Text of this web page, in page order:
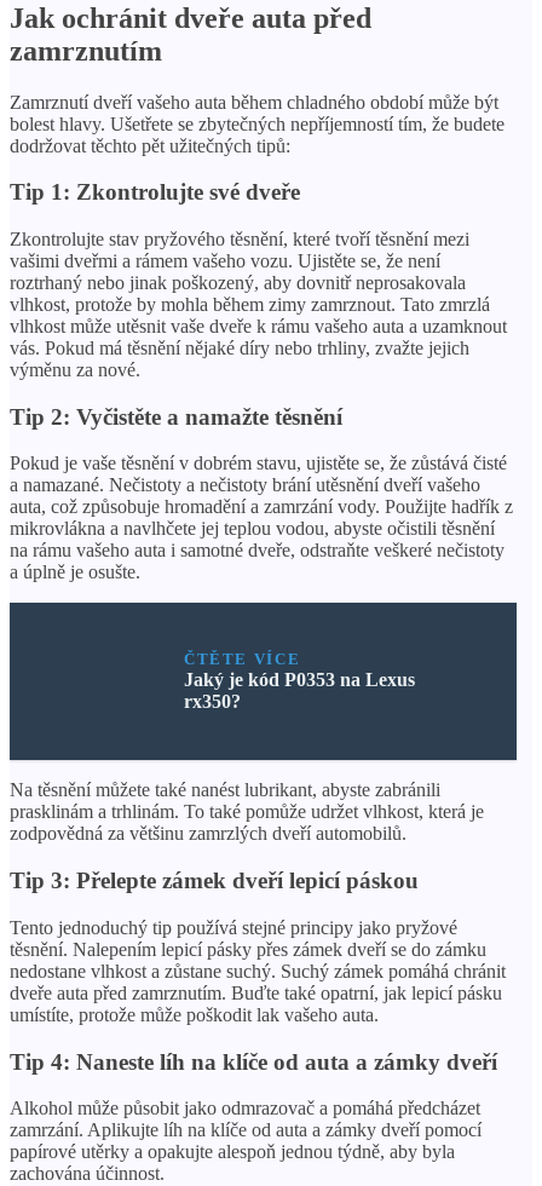
Jak ochránit dveře auta před
zamrznutím
Zamrznutí dveří vašeho auta během chladného období může být
bolest hlavy. Ušetřete se zbytečných nepříjemností tím, že budete
dodržovat těchto pět užitečných tipů:
Tip 1: Zkontrolujte své dveře
Zkontrolujte stav pryžového těsnění, které tvoří těsnění mezi
vašimi dveřmi a rámem vašeho vozu. Ujistěte se, že není
roztrhaný nebo jinak poškozený, aby dovnitř neprosakovala
vlhkost, protože by mohla během zimy zamrznout. Tato zmrzlá
vlhkost může utěsnit vaše dveře k rámu vašeho auta a uzamknout
vás. Pokud má těsnění nějaké díry nebo trhliny, zvažte jejich
výměnu za nové.
Tip 2: Vyčistěte a namažte těsnění
Pokud je vaše těsnění v dobrém stavu, ujistěte se, že zůstává čisté
a namazané. Nečistoty a nečistoty brání utěsnění dveří vašeho
auta, což způsobuje hromadění a zamrzání vody. Použijte hadřík z
mikrovlákna a navlhčete jej teplou vodou, abyste očistili těsnění
na rámu vašeho auta i samotné dveře, odstraňte veškeré nečistoty
a úplně je osušte.
ČTĚTE VÍCE
Jaký je kód P0353 na Lexus
rx350?
Na těsnění můžete také nanést lubrikant, abyste zabránili
prasklinám a trhlinám. To také pomůže udržet vlhkost, která je
zodpovědná za většinu zamrzlých dveří automobilů.
Tip 3: Přelepte zámek dveří lepicí páskou
Tento jednoduchý tip používá stejné principy jako pryžové
těsnění. Nalepením lepicí pásky přes zámek dveří se do zámku
nedostane vlhkost a zůstane suchý. Suchý zámek pomáhá chránit
dveře auta před zamrznutím. Buďte také opatrní, jak lepicí pásku
umístíte, protože může poškodit lak vašeho auta.
Tip 4: Naneste líh na klíče od auta a zámky dveří
Alkohol může působit jako odmrazovač a pomáhá předcházet
zamrzání. Aplikujte líh na klíče od auta a zámky dveří pomocí
papírové utěrky a opakujte alespoň jednou týdně, aby byla
zachována účinnost.